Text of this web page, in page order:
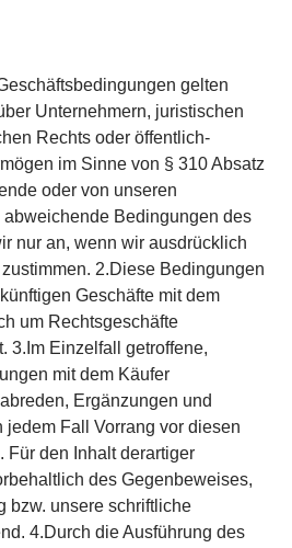
gelten
Unternehmern, juristischen
Rechts oder öffentlich-
im Sinne von § 310 Absatz
oder von unseren
Bedingungen des
nur an, wenn wir ausdrücklich
2.Diese Bedingungen
Geschäfte mit dem
um Rechtsgeschäfte
3.Im Einzelfall getroffene,
mit dem Käufer
Ergänzungen und
Fall Vorrang vor diesen
Für den Inhalt derartiger
des Gegenbeweises,
bzw. unsere schriftliche
4.Durch die Ausführung des